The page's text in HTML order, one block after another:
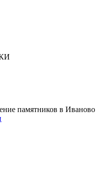
памятников в Иваново